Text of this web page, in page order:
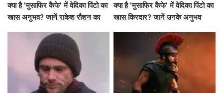
क्या है 'मुसाफिर कैफे' में वेदिका पिंटो का
खास अनुभव? जानें राकेश रौशन का
क्या है 'मुसाफिर कैफे' में वेदिका पिंटो का
खास किरदार? जानें उनके अनुभव